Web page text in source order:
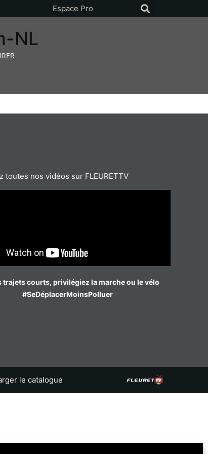
Espace Pro
NL
toutes nos vidéos sur FLEURETTV
trajets courts, privilégiez la marche ou le vélo
#SeDéplacerMoinsPolluer
le catalogue